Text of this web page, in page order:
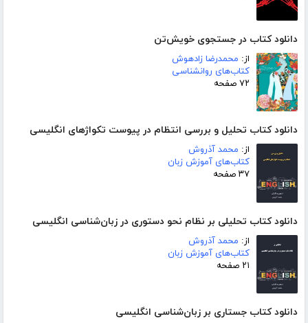
دانلود کتاب در جستجوی خویش‌تن
از: محمدرضا زادهوش
کتاب‌های روانشناسی
۷۲ صفحه
دانلود کتاب تحلیل و بررسی انتظام در پیوست تکواژهای انگلیسی
از: محمد آذروش
کتاب‌های آموزش زبان
۳۷ صفحه
دانلود کتاب تحلیلی بر نظام نحو دستوری در زبان‌شناسی انگلیسی
از: محمد آذروش
کتاب‌های آموزش زبان
۲۱ صفحه
دانلود کتاب جستاری بر زبان‌شناسی انگلیسی